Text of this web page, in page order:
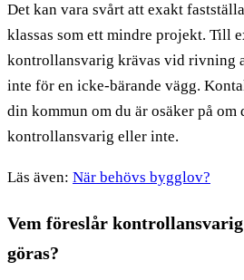
Det kan vara svårt att exakt
klassas som ett mindre projekt. Till
kontrollansvarig krävas vid rivning
inte för en icke-bärande vägg.
din kommun om du är osäker på om
kontrollansvarig eller inte.
Läs även: När behövs bygglov?
Vem föreslår
göras?